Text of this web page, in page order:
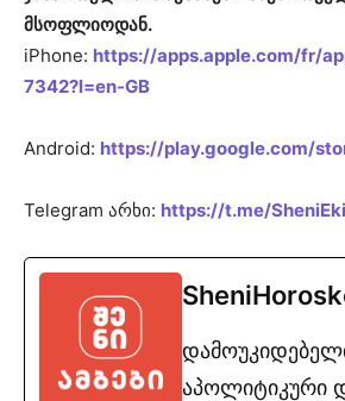
მსოფლიოდან.
iPhone: https://apps.apple.com/fr/
7342?l=en-GB
Android: https://play.google.com/
Telegram არხი: https://t.me/
აპოლიტიკური